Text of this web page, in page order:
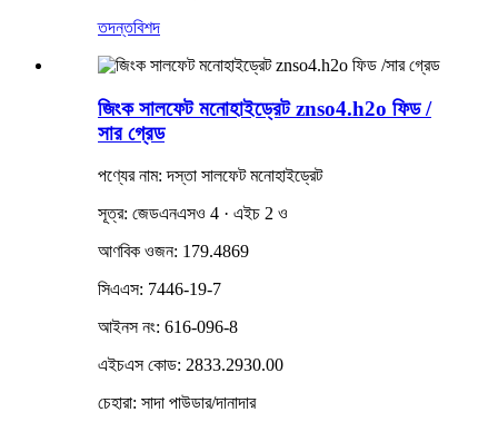
তদন্তবিশদ
জিংক সালফেট মনোহাইড্রেট znso4.h2o ফিড /
সার গ্রেড
পণ্যের নাম: দস্তা সালফেট মনোহাইড্রেট
সূত্র: জেডএনএসও 4 · এইচ 2 ও
আণবিক ওজন: 179.4869
সিএএস: 7446-19-7
আইনস নং: 616-096-8
এইচএস কোড: 2833.2930.00
চেহারা: সাদা পাউডার/দানাদার